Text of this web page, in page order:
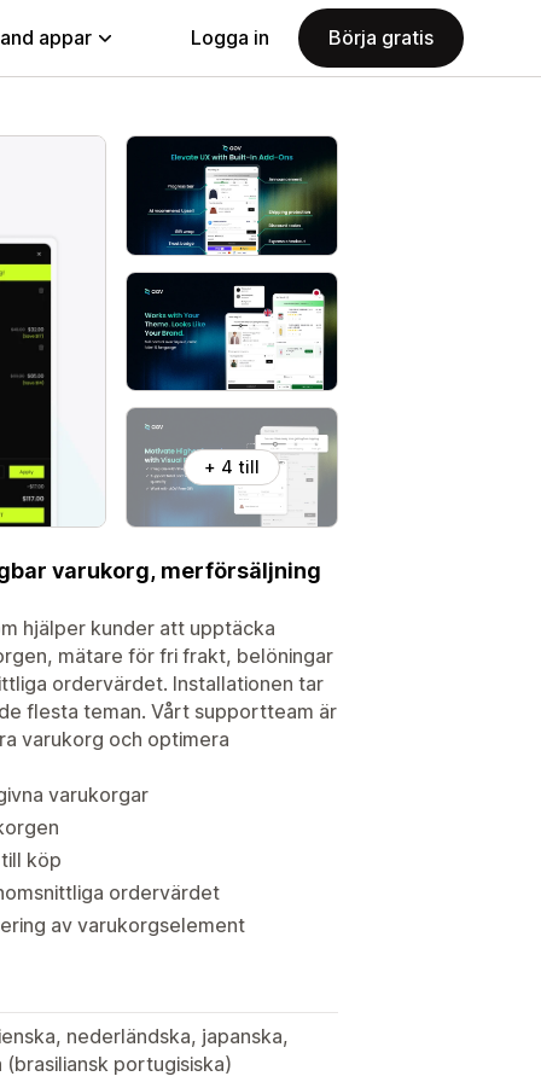
appar Logga in Börja gratis
+ 4 till
varukorg, merförsäljning
hjälper kunder att upptäcka
mätare för fri frakt, belöningar
ordervärdet. Installationen tar
flesta teman. Vårt supportteam är
varukorg och optimera
varukorgar
köp
ordervärdet
av varukorgselement
nederländska, japanska,
portugisiska)